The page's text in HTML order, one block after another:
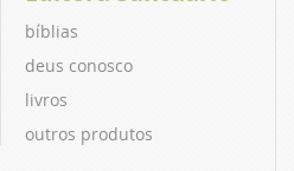
bíblias
deus conosco
livros
outros produtos